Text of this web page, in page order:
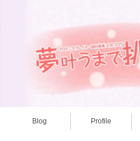
Blog Profile